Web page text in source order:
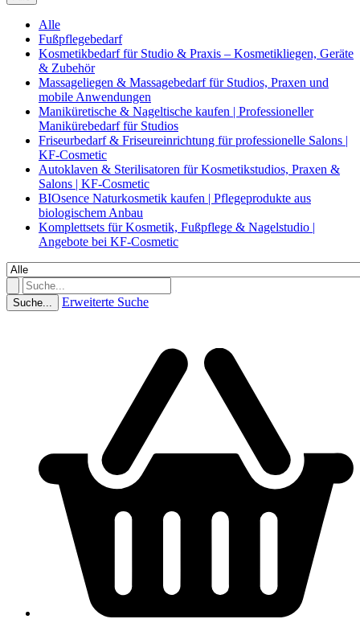
Alle
Fußpflegebedarf
Kosmetikbedarf für Studio & Praxis – Kosmetikliegen, Geräte
& Zubehör
Massageliegen & Massagebedarf für Studios, Praxen und
mobile Anwendungen
Maniküretische & Nageltische kaufen | Professioneller
Manikürebedarf für Studios
Friseurbedarf & Friseureinrichtung für professionelle Salons |
KF-Cosmetic
Autoklaven & Sterilisatoren für Kosmetikstudios, Praxen &
Salons | KF-Cosmetic
BIOsence Naturkosmetik kaufen | Pflegeprodukte aus
biologischem Anbau
Komplettsets für Kosmetik, Fußpflege & Nagelstudio |
Angebote bei KF-Cosmetic
Suche... Erweiterte Suche